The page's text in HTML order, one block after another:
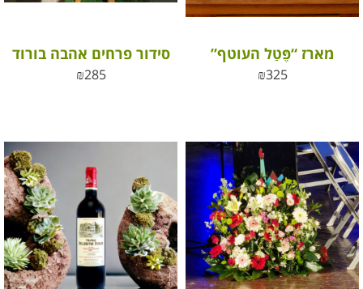
מארז “פֶּטַל העוטף”
₪325
סידור פרחים אהבה בורוד
₪285